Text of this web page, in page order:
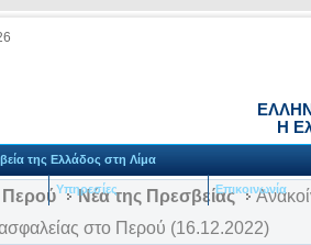
Η
της Ελλάδος στη Λίμα
Υπηρεσίες Επικοινωνία
Νέα της Πρεσβείας
στο Περού (16.12.2022)